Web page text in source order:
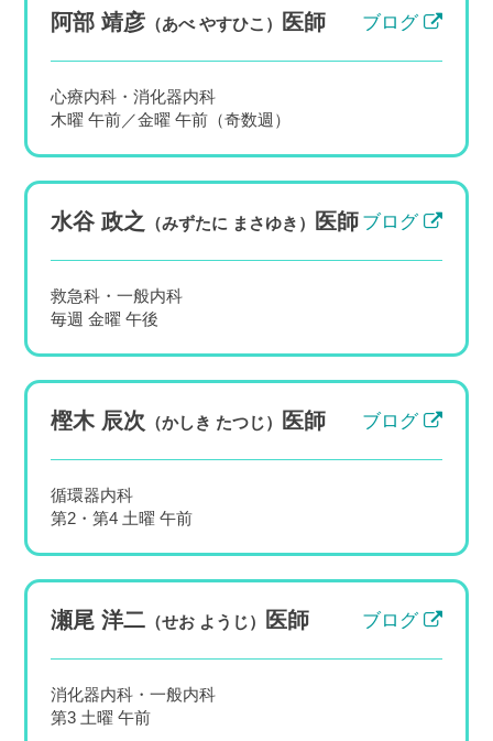
【2026年夏】健診で「LDLコレステロー
【田園調布・多摩川】
皆さま、こんにちは。竹内内科小児科医院 院
長の五藤良将です。 夏は春から初夏にかけて
受けた職場の定期健診や特定健診の結果が手
元に届く時期です。田園調布・大田区の当院
でも、この時期になると「健診でLD...
【2026年夏】プールに入っていいの？
内初の塗り薬（カンタリジン）を含む
長の五藤良将です。 夏本番を迎え、プールや
水遊びの機会が増えるこの時期、田園調布・
阿部 靖彦 （あべ やすひこ） 医師 ブログ
心療内科・消化器内科
木曜 午前／金曜 午前（奇数週）
水谷 政之 （みずたに まさゆき） 医師 ブログ
救急科・一般内科
毎週 金曜 午後
樫木 辰次 （かしき たつじ） 医師 ブログ
循環器内科
第2・第4 土曜 午前
瀬尾 洋二 （せお ようじ） 医師 ブログ
消化器内科・一般内科
第3 土曜 午前